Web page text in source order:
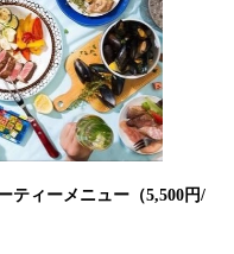
ティーメニュー（5,500円/